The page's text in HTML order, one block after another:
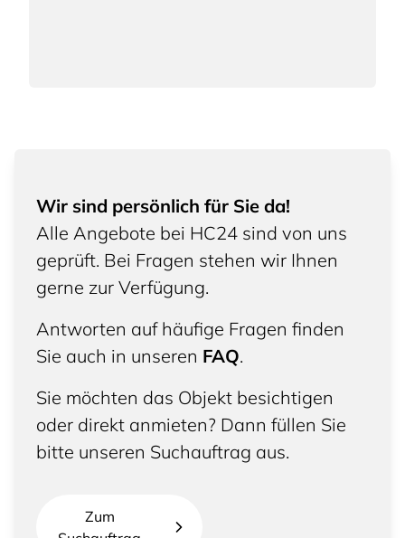
Wir sind persönlich für Sie da!
Alle Angebote bei HC24 sind von uns
geprüft. Bei Fragen stehen wir Ihnen
gerne zur Verfügung.
Antworten auf häufige Fragen finden
Sie auch in unseren FAQ.
Sie möchten das Objekt besichtigen
oder direkt anmieten? Dann füllen Sie
bitte unseren Suchauftrag aus.
Zum